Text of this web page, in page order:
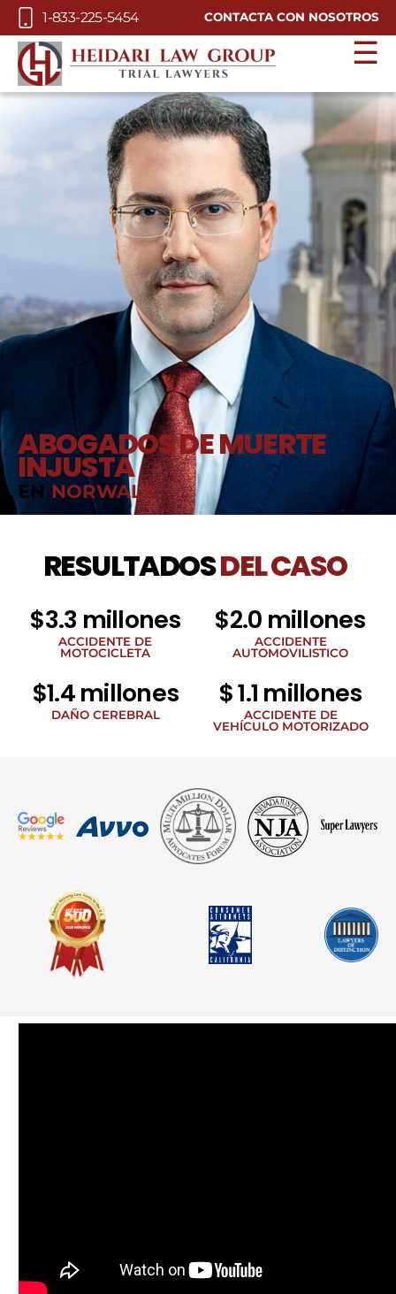
Skip to Main Content
1-833-225-5454 CONTACTA CON NOSOTROS
☰
ABOGADOS DE MUERTE
INJUSTA
EN NORWALK
RESULTADOSDEL CASO
$3.3 millones
ACCIDENTE DE
MOTOCICLETA
$2.0 millones
ACCIDENTE
AUTOMOVILISTICO
$1.4 millones
DAÑO CEREBRAL
$ 1.1 millones
ACCIDENTE DE
VEHÍCULO MOTORIZADO